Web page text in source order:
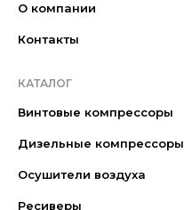
О компании
Контакты
КАТАЛОГ
Винтовые компрессоры
Дизельные компрессоры
Осушители воздуха
Ресиверы